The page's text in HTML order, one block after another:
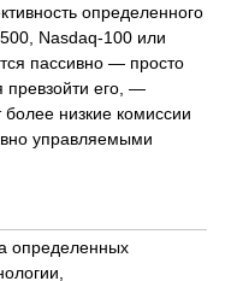
определенного
Nasdaq-100 или
пассивно — просто
превзойти его, —
низкие комиссии
управляемыми
определенных